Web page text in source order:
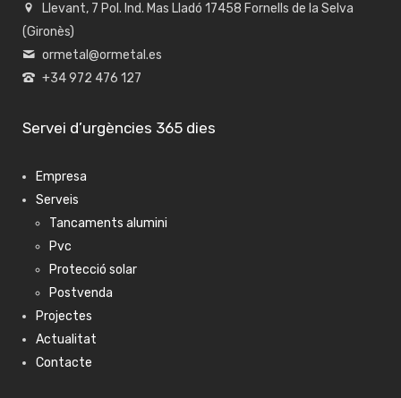
Llevant, 7 Pol. Ind. Mas Lladó 17458 Fornells de la Selva
(Gironès)
ormetal@ormetal.es
+34 972 476 127
Servei d’urgències 365 dies
Empresa
Serveis
Tancaments alumini
Pvc
Protecció solar
Postvenda
Projectes
Actualitat
Contacte